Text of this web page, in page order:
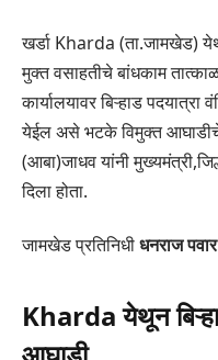
खर्डा Kharda (ता.जामखेड)
मुक्त वसाहतीचे बांधकाम
कार्यालयावर बिऱ्हाड
येईल असे भटके विमुक्त
(आबा)जाधव यांनी
दिला होता.
जामखेड प्रतिनिधीधनराज पवार
Kharda येथून